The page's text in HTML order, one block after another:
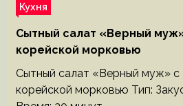
Кухня
Сытный салат «Верный
корейской морковью
Сытный салат «Верный муж» с
корейской морковью Тип: